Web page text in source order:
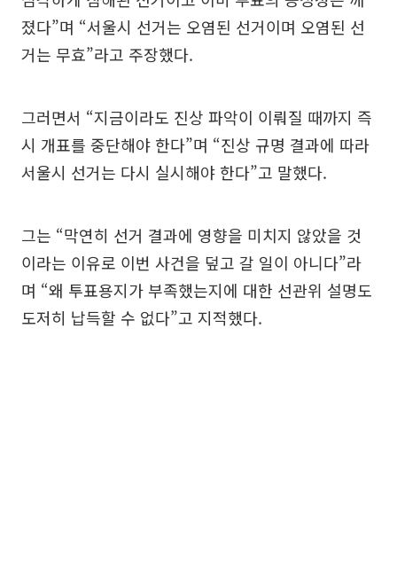
졌다”며 “서울시 선거는 오염된 선거이며 오염된 선
거는 무효”라고 주장했다.
그러면서 “지금이라도 진상 파악이 이뤄질 때까지 즉
시 개표를 중단해야 한다”며 “진상 규명 결과에 따라
서울시 선거는 다시 실시해야 한다”고 말했다.
그는 “막연히 선거 결과에 영향을 미치지 않았을 것
이라는 이유로 이번 사건을 덮고 갈 일이 아니다”라
며 “왜 투표용지가 부족했는지에 대한 선관위 설명도
도저히 납득할 수 없다”고 지적했다.